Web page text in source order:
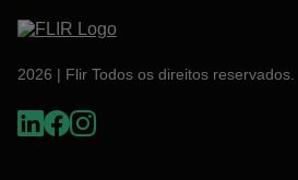
2026 | Flir Todos os direitos reservados.